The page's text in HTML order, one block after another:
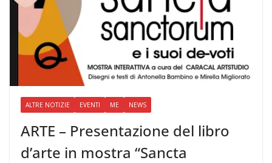
ALTRE NOTIZIE EVENTI ME NEWS
ARTE – Presentazione del libro
d’arte in mostra “Sancta